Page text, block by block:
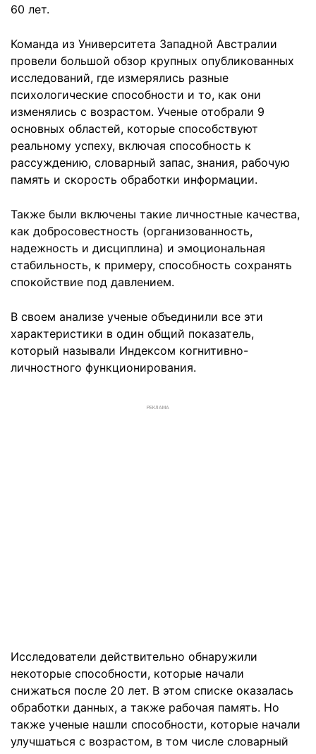
60 лет.
Команда из Университета Западной Австралии
провели большой обзор крупных опубликованных
исследований, где измерялись разные
психологические способности и то, как они
изменялись с возрастом. Ученые отобрали 9
основных областей, которые способствуют
реальному успеху, включая способность к
рассуждению, словарный запас, знания, рабочую
память и скорость обработки информации.
Также были включены такие личностные качества,
как добросовестность (организованность,
надежность и дисциплина) и эмоциональная
стабильность, к примеру, способность сохранять
спокойствие под давлением.
В своем анализе ученые объединили все эти
характеристики в один общий показатель,
который называли Индексом когнитивно-
личностного функционирования.
РЕКЛАМА
Исследователи действительно обнаружили
некоторые способности, которые начали
снижаться после 20 лет. В этом списке оказалась
обработки данных, а также рабочая память. Но
также ученые нашли способности, которые начали
улучшаться с возрастом, в том числе словарный